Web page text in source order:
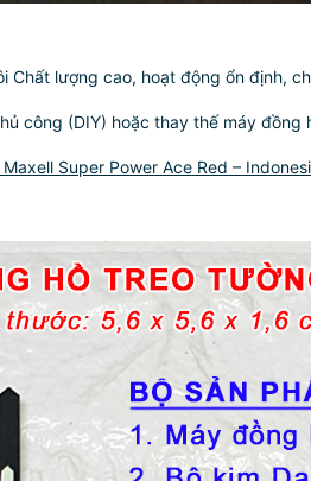
Chất lượng cao, hoạt động ổn định,
công (DIY) hoặc thay thế máy
Super Power Ace Red –